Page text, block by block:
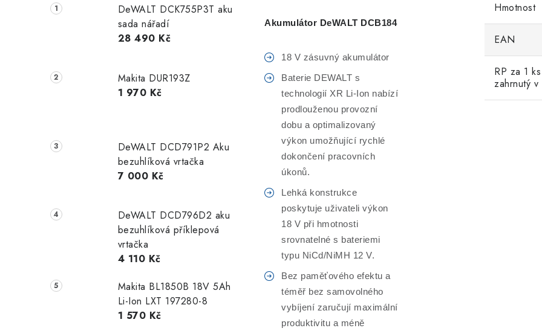
DeWALT DCK755P3T aku
sada nářadí
28 490 Kč
Makita DUR193Z
1 970 Kč
DeWALT DCD791P2 Aku
bezuhlíková vrtačka
7 000 Kč
DeWALT DCD796D2 aku
bezuhlíková příklepová
vrtačka
4 110 Kč
Makita BL1850B 18V 5Ah
Li-Ion LXT 197280-8
1 570 Kč
Akumulátor DeWALT DCB184
18 V zásuvný akumulátor
Baterie DEWALT s
technologií XR Li-Ion nabízí
prodlouženou provozní
dobu a optimalizovaný
výkon umožňující rychlé
dokončení pracovních
úkonů.
Lehká konstrukce
poskytuje uživateli výkon
18 V při hmotnosti
srovnatelné s bateriemi
typu NiCd/NiMH 12 V.
Bez paměťového efektu a
téměř bez samovolného
vybíjení zaručují maximální
produktivitu a méně
Hmotnost
EAN
RP za 1
zahrnutý v